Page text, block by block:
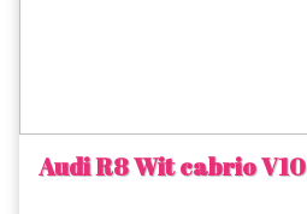
Audi R8 Wit cabrio V10